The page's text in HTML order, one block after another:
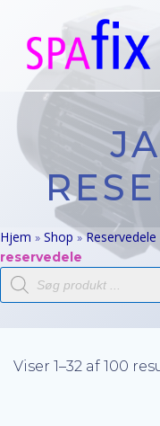
Hjem » Shop »
reservedele
Products
search
Viser 1–32 af 100